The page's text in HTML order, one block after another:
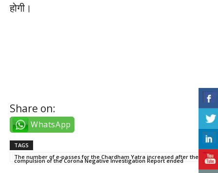
होगी।
Share on:
WhatsApp
TAGS
The number of e-passes for the Chardham Yatra increased after the
compulsion of the Corona Negative Investigation Report ended